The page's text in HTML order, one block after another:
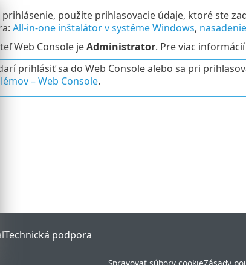
prihlásenie, použite prihlasovacie údaje, ktoré ste
All‑in‑one inštalátor v systéme Windows,
Web Console jeAdministrator. Pre viac
prihlásiť sa do Web Console alebo sa pri
– Web Console.
Technická podpora